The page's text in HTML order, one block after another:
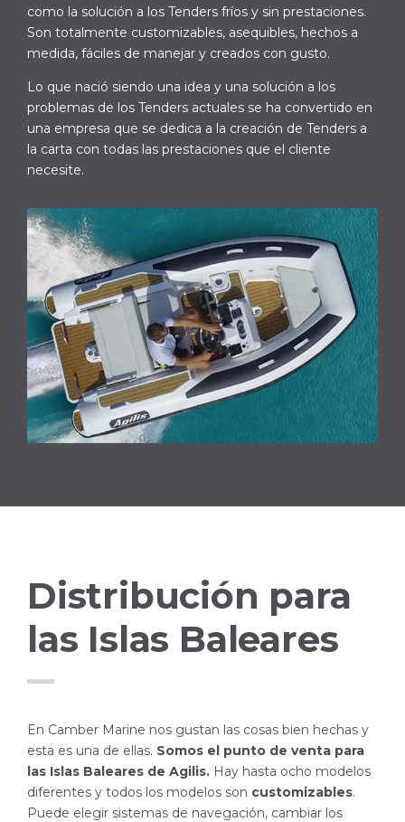
como la solución a los Tenders fríos y sin prestaciones.
Son totalmente customizables, asequibles, hechos a
medida, fáciles de manejar y creados con gusto.
Lo que nació siendo una idea y una solución a los
problemas de los Tenders actuales se ha convertido en
una empresa que se dedica a la creación de Tenders a
la carta con todas las prestaciones que el cliente
necesite.
Distribución para
las Islas Baleares
En Camber Marine nos gustan las cosas bien hechas y
esta es una de ellas. Somos el punto de venta para
las Islas Baleares de Agilis. Hay hasta ocho modelos
diferentes y todos los modelos son customizables.
Puede elegir sistemas de navegación, cambiar los